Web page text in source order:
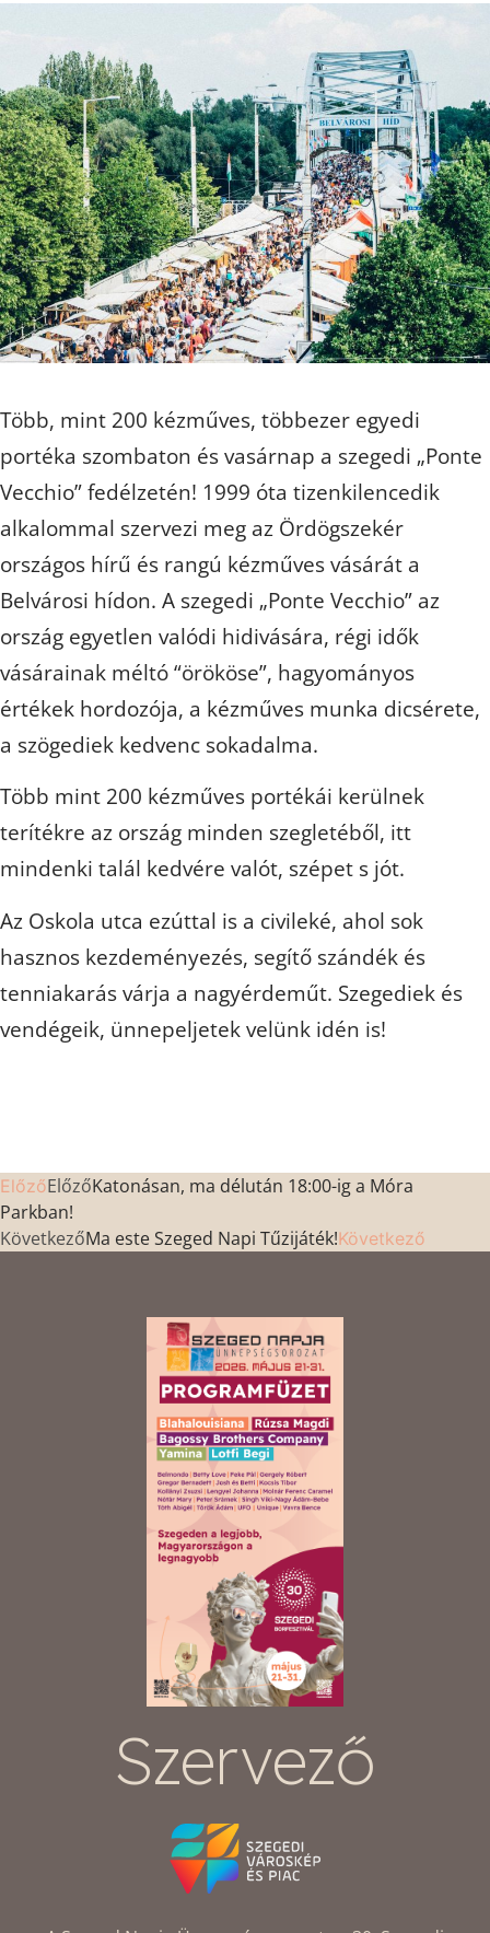
Több, mint 200 kézműves, többezer egyedi
portéka szombaton és vasárnap a szegedi „Ponte
Vecchio” fedélzetén! 1999 óta tizenkilencedik
alkalommal szervezi meg az Ördögszekér
országos hírű és rangú kézműves vásárát a
Belvárosi hídon. A szegedi „Ponte Vecchio” az
ország egyetlen valódi hidivására, régi idők
vásárainak méltó “örököse”, hagyományos
értékek hordozója, a kézműves munka dicsérete,
a szögediek kedvenc sokadalma.
Több mint 200 kézműves portékái kerülnek
terítékre az ország minden szegletéből, itt
mindenki talál kedvére valót, szépet s jót.
Az Oskola utca ezúttal is a civileké, ahol sok
hasznos kezdeményezés, segítő szándék és
tenniakarás várja a nagyérdeműt. Szegediek és
vendégeik, ünnepeljetek velünk idén is!
ElőzőElőzőKatonásan, ma délután 18:00-ig a Móra
Parkban!
KövetkezőMa este Szeged Napi Tűzijáték!Következő
Szervező